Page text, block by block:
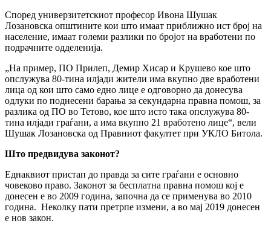
Според универзитетскиот професор Ивона Шушак
Лозановска општините кои што имаат приближно ист број на
население, имаат големи разлики по бројот на вработени по
подрачните одделенија.
„На пример, ПО Прилеп, Демир Хисар и Крушево кое што
опслужува 80-тина илјади жители има вкупно две вработени
лица од кои што само едно лице е одговорно да донесува
одлуки по поднесени барања за секундарна правна помош, за
разлика од ПО во Тетово, кое што исто така опслужува 80-
тина илјади граѓани, а има вкупно 21 вработено лице“, вели
Шушак Лозановска од Правниот факултет при УКЛО Битола.
Што предвидува законот?
Еднаквиот пристап до правда за сите граѓани е основно
човеково право. Законот за бесплатна правна помош кој е
донесен е во 2009 година, започна да се применува во 2010
година. Неколку пати претрпе измени, а во мај 2019 донесен
е нов закон.